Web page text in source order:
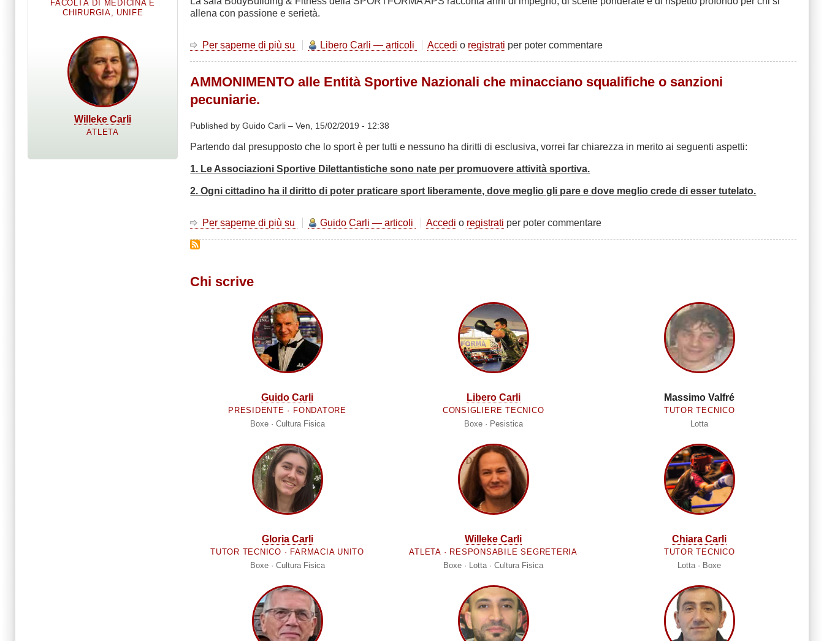
FACOLTÀ DI MEDICINA E
CHIRURGIA, UNIFE
Willeke Carli
ATLETA
allena con passione e serietà.
Per saperne di più su
Un
cresce
vive
Libero Carli — articoli Accedi o registrati per poter commentare
AMMONIMENTO alle Entità Sportive Nazionali che minacciano squalifiche o sanzioni
pecuniarie.
Published by Guido Carli –Ven, 15/02/2019 - 12:38
Partendo dal presupposto che lo sport è per tutti e nessuno ha diritti di esclusiva, vorrei far chiarezza in merito ai seguenti aspetti:
1. Le Associazioni Sportive Dilettantistiche sono nate per promuovere attività sportiva.
2. Ogni cittadino ha il diritto di poter praticare sport liberamente, dove meglio gli pare e dove meglio crede di esser tutelato.
Per saperne di più su
AMMONIMENTO
squalifiche
o
sanzioni
pecuniarie.
Guido Carli — articoli Accedi o registrati per poter commentare
Chi scrive
Guido Carli
PRESIDENTE · FONDATORE
Boxe · Cultura Fisica
Libero Carli
CONSIGLIERE TECNICO
Boxe · Pesistica
Massimo Valfré
TUTOR TECNICO
Lotta
Gloria Carli
TUTOR TECNICO · FARMACIA UNITO
Boxe · Cultura Fisica
Willeke Carli
ATLETA · RESPONSABILE SEGRETERIA
Boxe · Lotta · Cultura Fisica
Chiara Carli
TUTOR TECNICO
Lotta · Boxe